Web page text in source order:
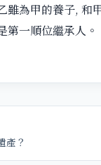
雖為甲的養子, 和
第一順位繼承人。
產？